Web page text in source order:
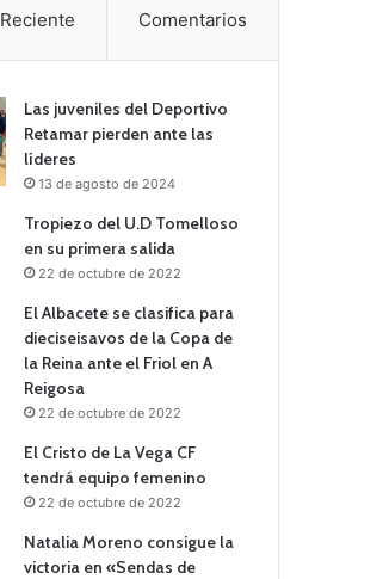
Reciente Comentarios
Las juveniles del Deportivo
Retamar pierden ante las
líderes
13 de agosto de 2024
Tropiezo del U.D Tomelloso
en su primera salida
22 de octubre de 2022
El Albacete se clasifica para
dieciseisavos de la Copa de
la Reina ante el Friol en A
Reigosa
22 de octubre de 2022
El Cristo de La Vega CF
tendrá equipo femenino
22 de octubre de 2022
Natalia Moreno consigue la
victoria en «Sendas de